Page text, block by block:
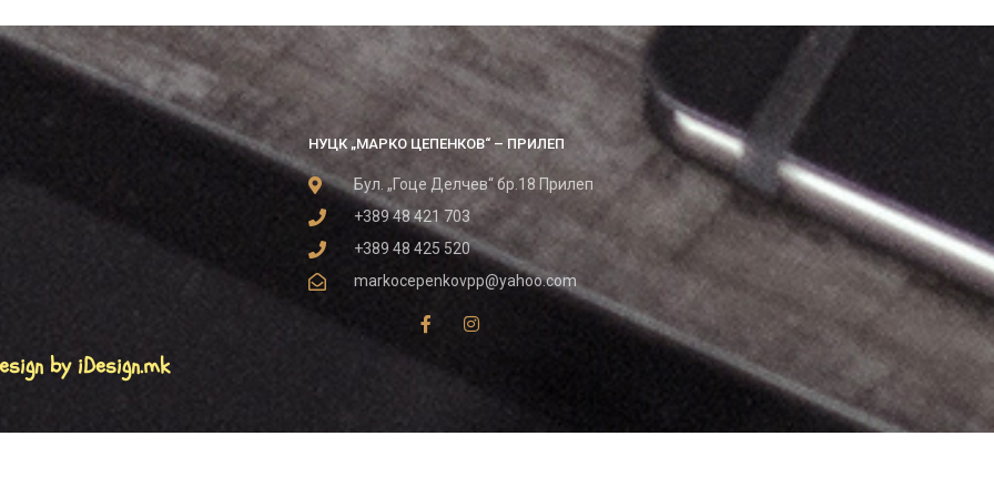
НУЦК „МАРКО ЦЕПЕНКОВ“ – ПРИЛЕП
Бул. „Гоце Делчев“ бр.18 Прилеп
+389 48 421 703
+389 48 425 520
markocepenkovpp@yahoo.com
by iDesign.mk